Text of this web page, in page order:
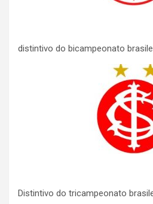
distintivo do bicampeonato
Distintivo do tricampeonato